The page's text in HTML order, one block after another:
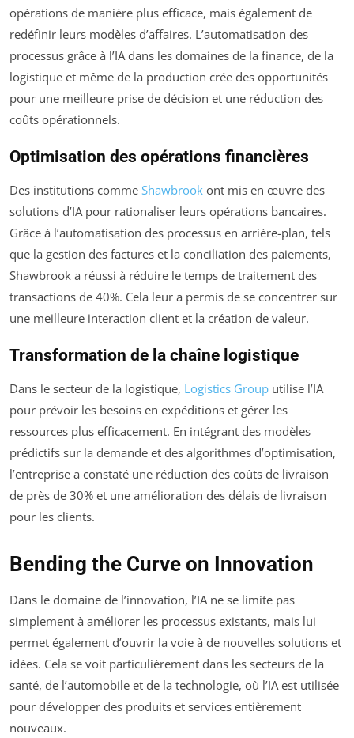
opérations de manière plus efficace, mais également de
redéfinir leurs modèles d’affaires. L’automatisation des
processus grâce à l’IA dans les domaines de la finance, de la
logistique et même de la production crée des opportunités
pour une meilleure prise de décision et une réduction des
coûts opérationnels.
Optimisation des opérations financières
Des institutions comme Shawbrook ont mis en œuvre des
solutions d’IA pour rationaliser leurs opérations bancaires.
Grâce à l’automatisation des processus en arrière-plan, tels
que la gestion des factures et la conciliation des paiements,
Shawbrook a réussi à réduire le temps de traitement des
transactions de 40%. Cela leur a permis de se concentrer sur
une meilleure interaction client et la création de valeur.
Transformation de la chaîne logistique
Dans le secteur de la logistique, Logistics Group utilise l’IA
pour prévoir les besoins en expéditions et gérer les
ressources plus efficacement. En intégrant des modèles
prédictifs sur la demande et des algorithmes d’optimisation,
l’entreprise a constaté une réduction des coûts de livraison
de près de 30% et une amélioration des délais de livraison
pour les clients.
Bending the Curve on Innovation
Dans le domaine de l’innovation, l’IA ne se limite pas
simplement à améliorer les processus existants, mais lui
permet également d’ouvrir la voie à de nouvelles solutions et
idées. Cela se voit particulièrement dans les secteurs de la
santé, de l’automobile et de la technologie, où l’IA est utilisée
pour développer des produits et services entièrement
nouveaux.